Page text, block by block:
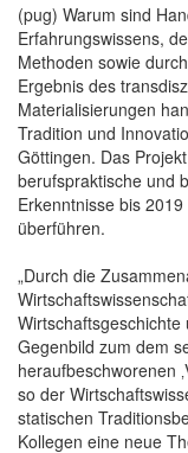
(pug) Warum sind
Erfahrungswissens,
Methoden sowie
Ergebnis des
Materialisierungen
Tradition und
Göttingen. Das
berufspraktische und
Erkenntnisse bis
überführen.
„Durch die
Gegenbild zum dem
heraufbeschworenen
so der
statischen
Kollegen eine neue